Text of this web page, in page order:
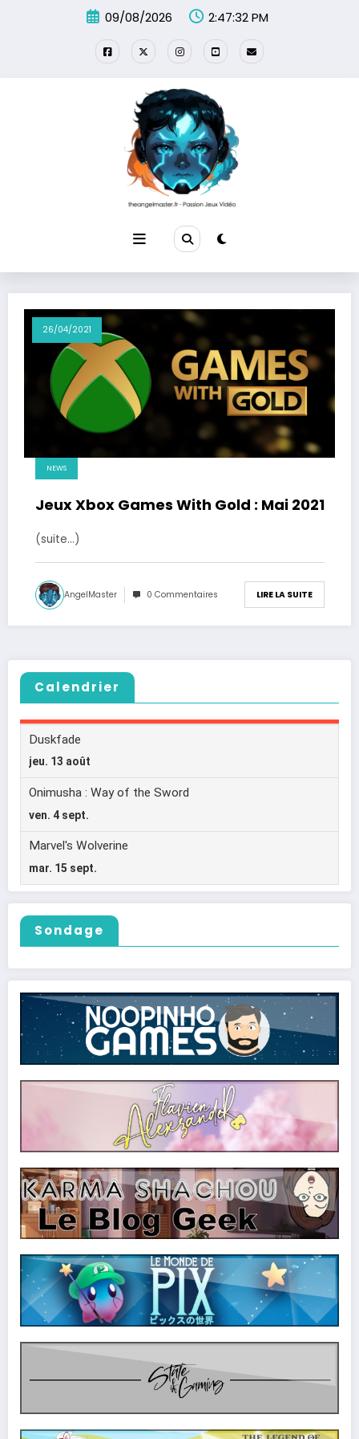
09/08/2026 2:47:32 PM
26/04/2021
NEWS
Jeux Xbox Games With Gold : Mai 2021
(suite…)
AngelMaster 0 Commentaires LIRE LA SUITE
Calendrier
Sondage